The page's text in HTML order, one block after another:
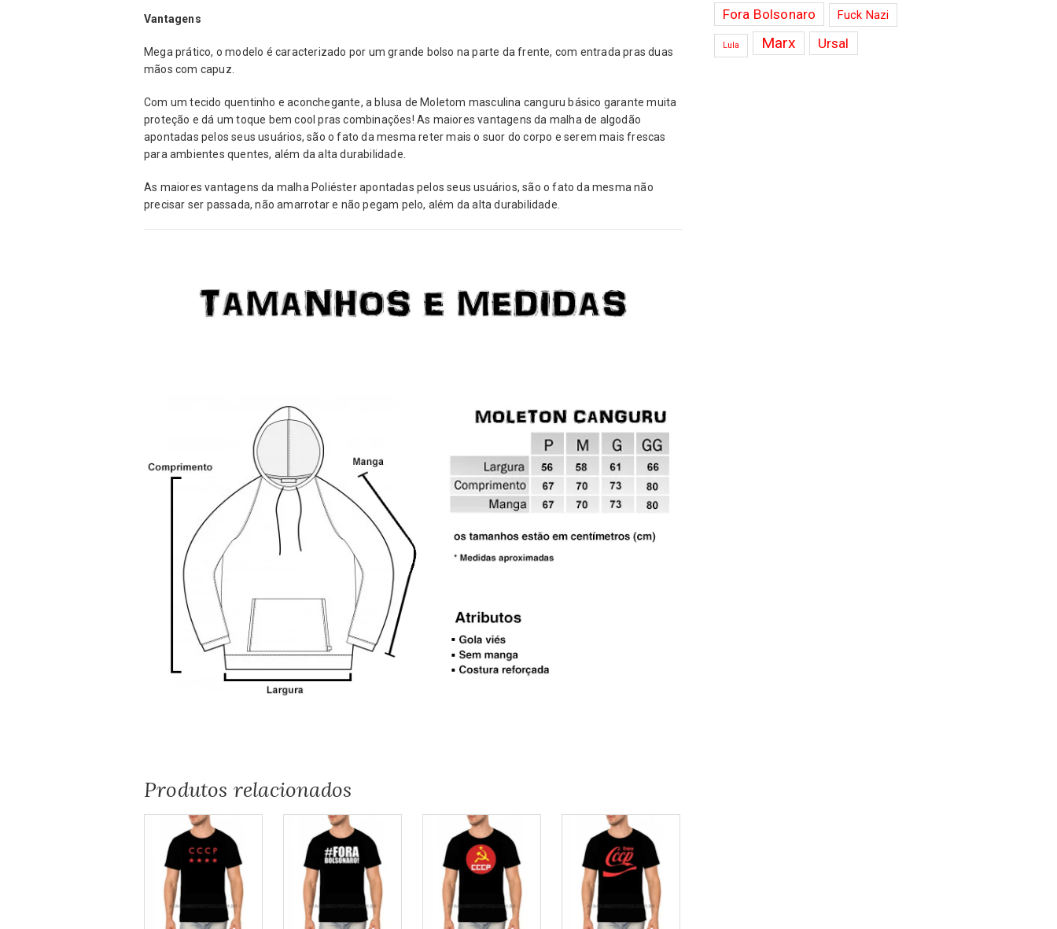
Vantagens
Mega prático, o modelo é caracterizado por um grande bolso na parte da frente, com entrada pras duas
mãos com capuz.
Com um tecido quentinho e aconchegante, a blusa de Moletom masculina canguru básico garante muita
proteção e dá um toque bem cool pras combinações! As maiores vantagens da malha de algodão
apontadas pelos seus usuários, são o fato da mesma reter mais o suor do corpo e serem mais frescas
para ambientes quentes, além da alta durabilidade.
As maiores vantagens da malha Poliéster apontadas pelos seus usuários, são o fato da mesma não
precisar ser passada, não amarrotar e não pegam pelo, além da alta durabilidade.
Produtos relacionados
Fora Bolsonaro Fuck Nazi
Lula Marx Ursal